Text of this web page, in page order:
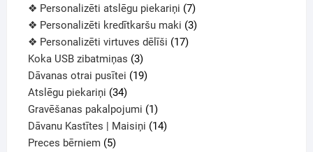
❖ Personalizēti atslēgu piekariņi 7
❖ Personalizēti kredītkaršu maki 3
❖ Personalizēti virtuves dēlīši 17
Koka USB zibatmiņas 3
Dāvanas otrai pusītei 19
Atslēgu piekariņi 34
Gravēšanas pakalpojumi 1
Dāvanu Kastītes | Maisiņi 14
Preces bērniem 5